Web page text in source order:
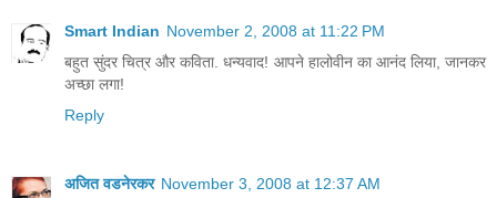
Smart Indian November 2, 2008 at 11:22 PM
बहुत सुंदर चित्र और कविता. धन्यवाद! आपने हालोवीन का आनंद लिया, जानकर
अच्छा लगा!
Reply
अजित वडनेरकर November 3, 2008 at 12:37 AM